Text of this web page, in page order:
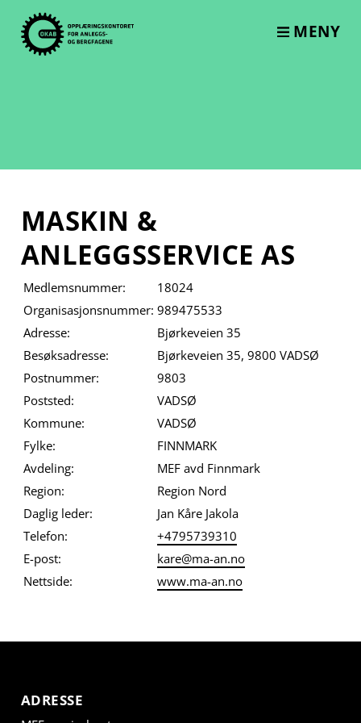
content
MENY
MASKIN &
ANLEGGSSERVICE AS
Medlemsnummer:
18024
Organisasjonsnummer: 989475533
Adresse:
Bjørkeveien 35
Besøksadresse:
Bjørkeveien 35, 9800 VADSØ
Postnummer:
9803
Poststed:
VADSØ
Kommune:
VADSØ
Fylke:
FINNMARK
Avdeling:
MEF avd Finnmark
Region:
Region Nord
Daglig leder:
Jan Kåre Jakola
Telefon:
+4795739310
E-post:
kare@ma-an.no
Nettside:
www.ma-an.no
ADRESSE